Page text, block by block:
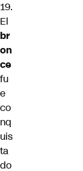
19.
El
br
on
ce
fu
e
co
nq
uis
ta
do